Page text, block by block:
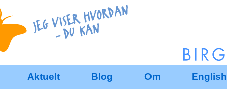
Aktuelt Blog Om English